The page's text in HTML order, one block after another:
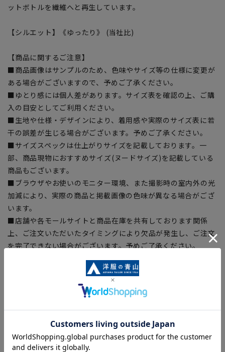
ットボトルを繊維へと再生しています。
【シルエット】《ゆったり》 (当社比)
【商品に関するご注意】
■商品画像はサンプルのため、色味やサイズ等の仕様に変更が
ある場合がございますので、予めご了承ください。
■ゆとり感には個人差があります。サイズ表を確認の上、ご購
入の目安としてご利用ください。
■生地や仕様・デザインにより、着用感や実際のサイズ表に若
干の誤差が生じる場合がございます。予めご了承ください。
■サイズスペックは仕上がりサイズを記載しております。一
部、商品現物におすすめサイズ(ヌードサイズ)を記載している
商品もございます。
■ブラウザやお使いのモニター環境、また撮影時の室内外の光
加減により、実際の商品と掲載画像の色味が異なる場合がござ
います。
■店舗や各モールサイトと商品在庫を共有しております関係
上、ご注文いただいたタイミングにより欠品が発生し、ご注文
を完了できない場合がございます。予めご了承ください。
■お急ぎ発送のご注文につきましても、ご注文のタイミングに
よってはお急ぎ発送サービスを選択できない場合がございま
洗えるスーツはこちら